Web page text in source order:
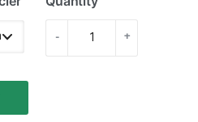
through
- +